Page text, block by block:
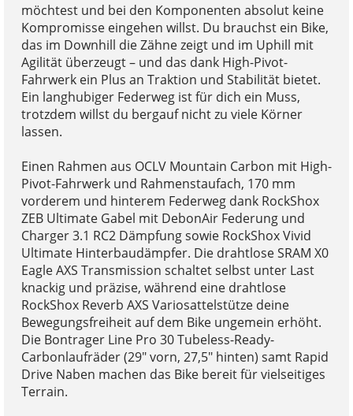
möchtest und bei den Komponenten absolut keine
Kompromisse eingehen willst. Du brauchst ein Bike,
das im Downhill die Zähne zeigt und im Uphill mit
Agilität überzeugt – und das dank High-Pivot-
Fahrwerk ein Plus an Traktion und Stabilität bietet.
Ein langhubiger Federweg ist für dich ein Muss,
trotzdem willst du bergauf nicht zu viele Körner
lassen.
Einen Rahmen aus OCLV Mountain Carbon mit High-
Pivot-Fahrwerk und Rahmenstaufach, 170 mm
vorderem und hinterem Federweg dank RockShox
ZEB Ultimate Gabel mit DebonAir Federung und
Charger 3.1 RC2 Dämpfung sowie RockShox Vivid
Ultimate Hinterbaudämpfer. Die drahtlose SRAM X0
Eagle AXS Transmission schaltet selbst unter Last
knackig und präzise, während eine drahtlose
RockShox Reverb AXS Variosattelstütze deine
Bewegungsfreiheit auf dem Bike ungemein erhöht.
Die Bontrager Line Pro 30 Tubeless-Ready-
Carbonlaufräder (29" vorn, 27,5" hinten) samt Rapid
Drive Naben machen das Bike bereit für vielseitiges
Terrain.